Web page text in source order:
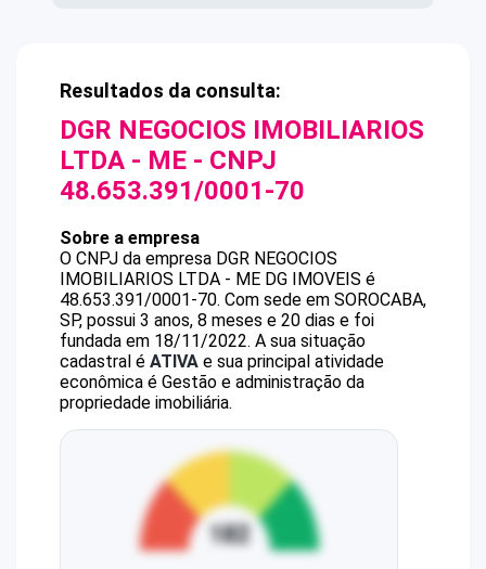
Resultados da consulta:
DGR NEGOCIOS IMOBILIARIOS
LTDA - ME - CNPJ
48.653.391/0001-70
Sobre a empresa
O CNPJ da empresa DGR NEGOCIOS
IMOBILIARIOS LTDA - ME DG IMOVEIS é
48.653.391/0001-70. Com sede em SOROCABA,
SP, possui 3 anos, 8 meses e 20 dias e foi
fundada em 18/11/2022. A sua situação
cadastral é ATIVA e sua principal atividade
econômica é Gestão e administração da
propriedade imobiliária.